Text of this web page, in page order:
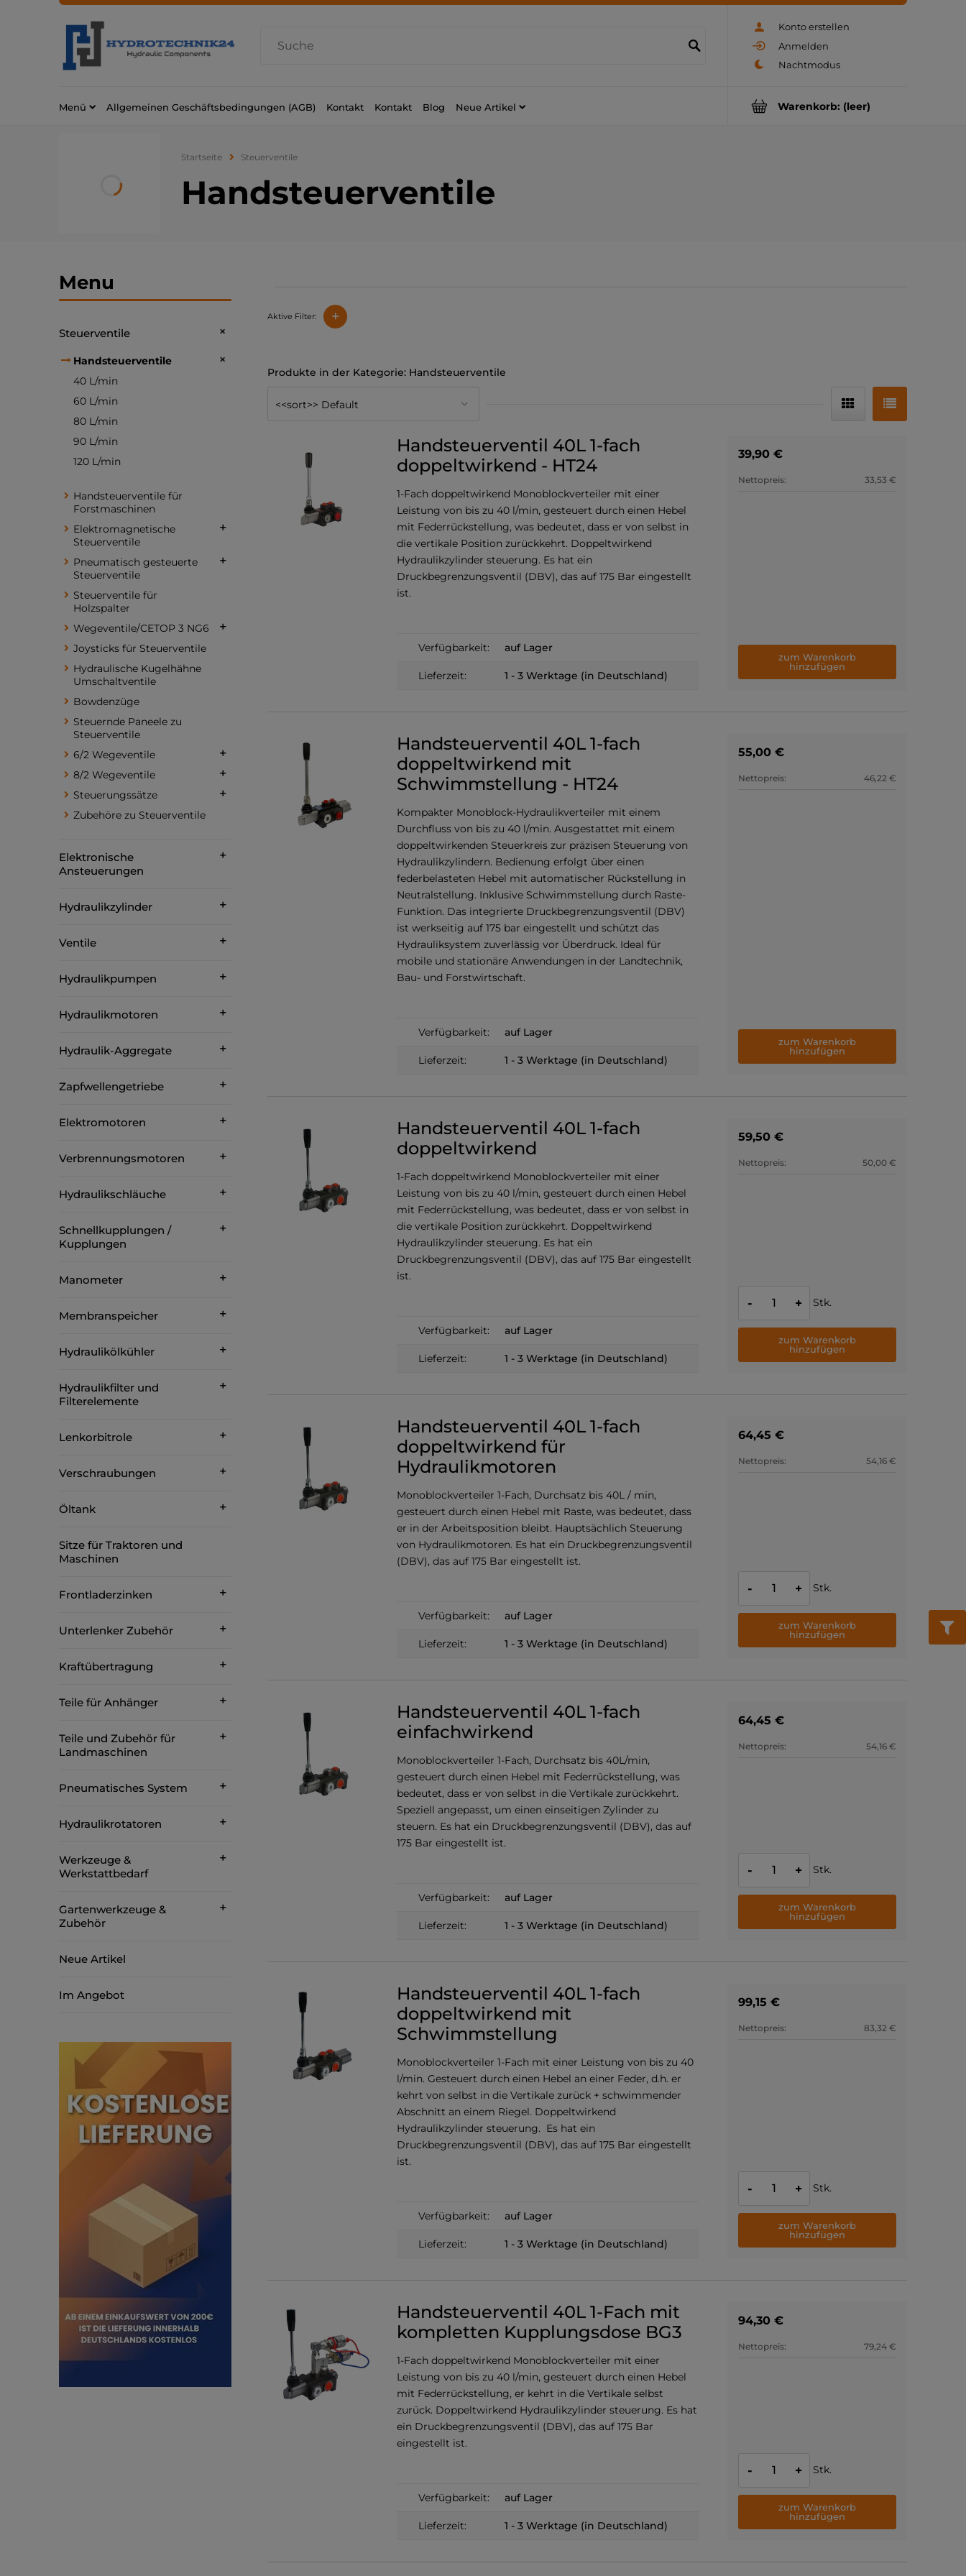
Konto erstellen
Anmelden
Warenkorb: (leer)
Menü Allgemeinen Geschäftsbedingungen (AGB) Kontakt Kontakt Blog Neue Artikel
Startseite Steuerventile
Handsteuerventile
Menu
Steuerventile
Handsteuerventile
40 L/min
60 L/min
80 L/min
90 L/min
120 L/min
Handsteuerventile für
Forstmaschinen
Elektromagnetische
Steuerventile
Pneumatisch gesteuerte
Steuerventile
Steuerventile für
Holzspalter
Wegeventile/CETOP 3 NG6
Joysticks für Steuerventile
Hydraulische Kugelhähne
Umschaltventile
Bowdenzüge
Steuernde Paneele zu
Steuerventile
6/2 Wegeventile
8/2 Wegeventile
Steuerungssätze
Zubehöre zu Steuerventile
Elektronische
Ansteuerungen
Hydraulikzylinder
Ventile
Hydraulikpumpen
Hydraulikmotoren
Hydraulik-Aggregate
Zapfwellengetriebe
Elektromotoren
Verbrennungsmotoren
Hydraulikschläuche
Schnellkupplungen /
Kupplungen
Manometer
Membranspeicher
Hydraulikölkühler
Hydraulikfilter und
Filterelemente
Lenkorbitrole
Verschraubungen
Öltank
Sitze für Traktoren und
Maschinen
Frontladerzinken
Unterlenker Zubehör
Kraftübertragung
Teile für Anhänger
Teile und Zubehör für
Landmaschinen
Pneumatisches System
Hydraulikrotatoren
Werkzeuge &
Werkstattbedarf
Gartenwerkzeuge &
Zubehör
Neue Artikel
Im Angebot
Aktive Filter: +
Handsteuerventile
Handsteuerventil 40L 1-fach
doppeltwirkend - HT24
1-Fach doppeltwirkend Monoblockverteiler mit einer
Leistung von bis zu 40 l/min, gesteuert durch einen Hebel
mit Federrückstellung, was bedeutet, dass er von selbst in
die vertikale Position zurückkehrt. Doppeltwirkend
Hydraulikzylinder steuerung. Es hat ein
Druckbegrenzungsventil (DBV), das auf 175 Bar eingestellt
ist.
Verfügbarkeit: auf Lager
Lieferzeit: 1 - 3 Werktage (in Deutschland)
39,90 €
Nettopreis: 33,53 €
zum Warenkorb
hinzufügen
Handsteuerventil 40L 1-fach
doppeltwirkend mit
Schwimmstellung - HT24
Kompakter Monoblock-Hydraulikverteiler mit einem
Durchfluss von bis zu 40 l/min. Ausgestattet mit einem
doppeltwirkenden Steuerkreis zur präzisen Steuerung von
Hydraulikzylindern. Bedienung erfolgt über einen
federbelasteten Hebel mit automatischer Rückstellung in
Neutralstellung. Inklusive Schwimmstellung durch Raste-
Funktion. Das integrierte Druckbegrenzungsventil (DBV)
ist werkseitig auf 175 bar eingestellt und schützt das
Hydrauliksystem zuverlässig vor Überdruck. Ideal für
mobile und stationäre Anwendungen in der Landtechnik,
Bau- und Forstwirtschaft.
Verfügbarkeit: auf Lager
Lieferzeit: 1 - 3 Werktage (in Deutschland)
55,00 €
Nettopreis: 46,22 €
zum Warenkorb
hinzufügen
Handsteuerventil 40L 1-fach
doppeltwirkend
1-Fach doppeltwirkend Monoblockverteiler mit einer
Leistung von bis zu 40 l/min, gesteuert durch einen Hebel
mit Federrückstellung, was bedeutet, dass er von selbst in
die vertikale Position zurückkehrt. Doppeltwirkend
Hydraulikzylinder steuerung. Es hat ein
Druckbegrenzungsventil (DBV), das auf 175 Bar eingestellt
ist.
Verfügbarkeit: auf Lager
Lieferzeit: 1 - 3 Werktage (in Deutschland)
59,50 €
Nettopreis: 50,00 €
- + Stk.
zum Warenkorb
hinzufügen
Handsteuerventil 40L 1-fach
doppeltwirkend für
Hydraulikmotoren
Monoblockverteiler 1-Fach, Durchsatz bis 40L / min,
gesteuert durch einen Hebel mit Raste, was bedeutet, dass
er in der Arbeitsposition bleibt. Hauptsächlich Steuerung
von Hydraulikmotoren. Es hat ein Druckbegrenzungsventil
(DBV), das auf 175 Bar eingestellt ist.
Verfügbarkeit: auf Lager
Lieferzeit: 1 - 3 Werktage (in Deutschland)
64,45 €
Nettopreis: 54,16 €
- + Stk.
zum Warenkorb
hinzufügen
Handsteuerventil 40L 1-fach
einfachwirkend
Monoblockverteiler 1-Fach, Durchsatz bis 40L/min,
gesteuert durch einen Hebel mit Federrückstellung, was
bedeutet, dass er von selbst in die Vertikale zurückkehrt.
Speziell angepasst, um einen einseitigen Zylinder zu
steuern. Es hat ein Druckbegrenzungsventil (DBV), das auf
175 Bar eingestellt ist.
Verfügbarkeit: auf Lager
Lieferzeit: 1 - 3 Werktage (in Deutschland)
64,45 €
Nettopreis: 54,16 €
- + Stk.
zum Warenkorb
hinzufügen
Handsteuerventil 40L 1-fach
doppeltwirkend mit
Schwimmstellung
Monoblockverteiler 1-Fach mit einer Leistung von bis zu 40
l/min. Gesteuert durch einen Hebel an einer Feder, d.h. er
kehrt von selbst in die Vertikale zurück + schwimmender
Abschnitt an einem Riegel. Doppeltwirkend
Hydraulikzylinder steuerung. Es hat ein
Druckbegrenzungsventil (DBV), das auf 175 Bar eingestellt
ist.
Verfügbarkeit: auf Lager
Lieferzeit: 1 - 3 Werktage (in Deutschland)
99,15 €
Nettopreis: 83,32 €
- + Stk.
zum Warenkorb
hinzufügen
Handsteuerventil 40L 1-Fach mit
kompletten Kupplungsdose BG3
1-Fach doppeltwirkend Monoblockverteiler mit einer
Leistung von bis zu 40 l/min, gesteuert durch einen Hebel
mit Federrückstellung, er kehrt in die Vertikale selbst
zurück. Doppeltwirkend Hydraulikzylinder steuerung. Es hat
ein Druckbegrenzungsventil (DBV), das auf 175 Bar
eingestellt ist.
Verfügbarkeit: auf Lager
Lieferzeit: 1 - 3 Werktage (in Deutschland)
94,30 €
Nettopreis: 79,24 €
- + Stk.
zum Warenkorb
hinzufügen